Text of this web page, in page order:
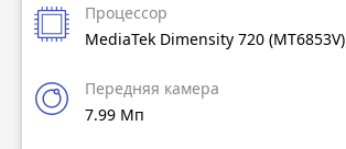
Процессор
MediaTek Dimensity 720 (MT6853V)
Передняя камера
7.99 Мп